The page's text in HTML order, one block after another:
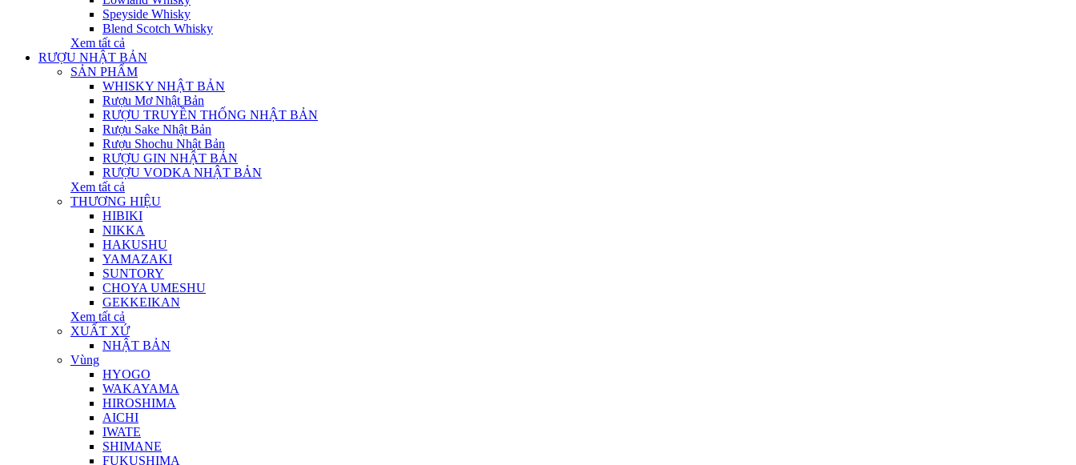
Speyside Whisky
Blend Scotch Whisky
Xem tất cả
RƯỢU NHẬT BẢN
SẢN PHẨM
WHISKY NHẬT BẢN
Rượu Mơ Nhật Bản
RƯỢU TRUYỀN THỐNG NHẬT BẢN
Rượu Sake Nhật Bản
Rượu Shochu Nhật Bản
RƯỢU GIN NHẬT BẢN
RƯỢU VODKA NHẬT BẢN
Xem tất cả
THƯƠNG HIỆU
HIBIKI
NIKKA
HAKUSHU
YAMAZAKI
SUNTORY
CHOYA UMESHU
GEKKEIKAN
Xem tất cả
XUẤT XỨ
NHẬT BẢN
Vùng
HYOGO
WAKAYAMA
HIROSHIMA
AICHI
IWATE
SHIMANE
FUKUSHIMA